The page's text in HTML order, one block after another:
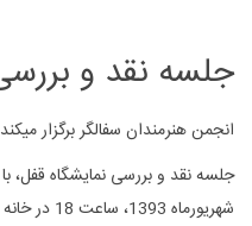
جلسه نقد و
انجمن هنرمندان سفالگر برگزار
شهریورماه 1393، ساعت 18 در خانه هنرمندان ایران برگزار خواهد شد.